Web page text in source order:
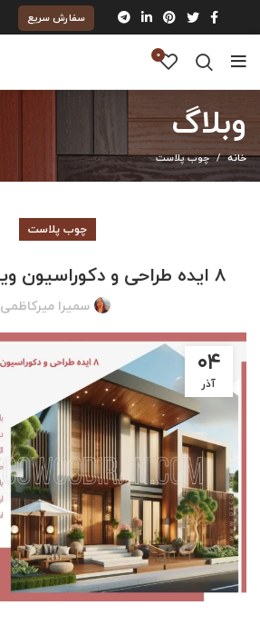
سفارش سریع
0
وبلاگ
خانه چوب پلاست
چوب پلاست
۸ ایده طراحی و دکوراسیون ویلا در سال ۲۰۲۵
سمیرا میرکاظمی
۰۴
آذر